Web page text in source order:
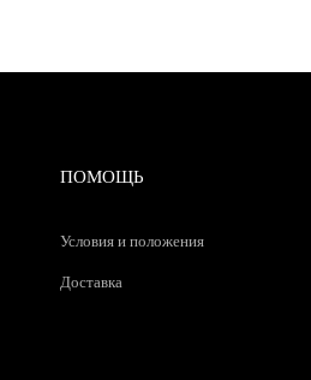
ПОМОЩЬ
Условия и положения
Доставка